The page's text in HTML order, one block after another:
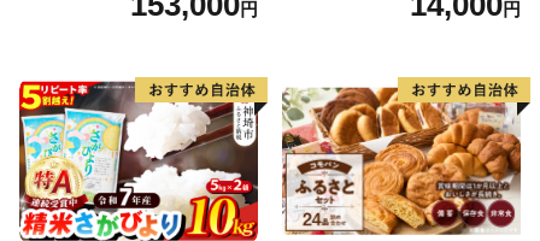
ークイーン 米5kg 福島 福島
福島県 南相馬市 cu006-ae
円
味しい炊き方ガイド付き）円